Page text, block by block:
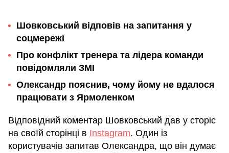
Шовковський відповів на запитання у
соцмережі
Про конфлікт тренера та лідера команди
повідомляли ЗМІ
Олександр пояснив, чому йому не вдалося
працювати з Ярмоленком
Відповідний коментар Шовковський дав у сторіс
на своїй сторінці в Instagram. Один із
користувачів запитав Олександра, що він думає